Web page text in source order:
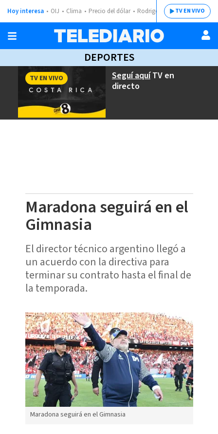
Hoy interesa OIJ Clima Precio del dólar Rodrigo ChavesTV EN VIVO
DEPORTES
Seguí aquíTV en
directo
TV EN VIVO
Maradona seguirá en el
Gimnasia
El director técnico argentino llegó a
un acuerdo con la directiva para
terminar su contrato hasta el final de
la temporada.
Maradona seguirá en el Gimnasia